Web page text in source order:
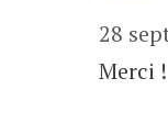
28
Merci !